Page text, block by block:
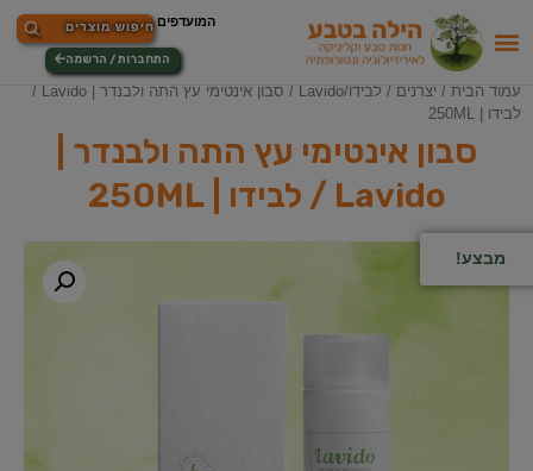
התחברות / הרשמה
עמוד הבית / יצרנים / לבידו/Lavido
/ סבון אינטימי עץ התה ולבנדר | Lavido /
לבידו | 250ML
סבון אינטימי עץ התה ולבנדר |
Lavido / לבידו | 250ML
מבצע!